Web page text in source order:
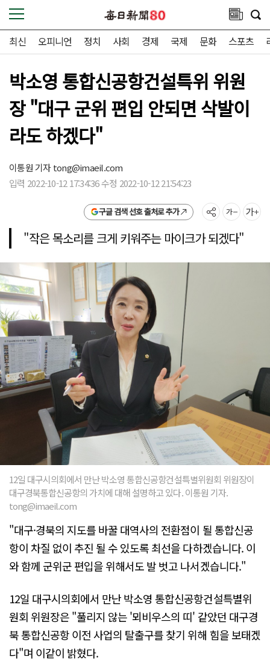
최신 오피니언 정치 사회 경제 국제 문화 스포츠
박소영 통합신공항건설특위 위원
장 "대구 군위 편입 안되면 삭발이
라도 하겠다"
이통원 기자tong@imaeil.com
입력 2022-10-12 17:34:36 수정 2022-10-12 21:54:23
구글 검색 선호 출처로 추가
"작은 목소리를 크게 키워주는 마이크가 되겠다"
12일 대구시의회에서 만난 박소영 통합신공항건설특별위원회 위원장이
대구경북통합신공항의 가치에 대해 설명하고 있다. 이통원 기자.
tong@imaeil.com
"대구·경북의 지도를 바꿀 대역사의 전환점이 될 통합신공
항이 차질 없이 추진 될 수 있도록 최선을 다하겠습니다. 이
와 함께 군위군 편입을 위해서도 발 벗고 나서겠습니다."
12일 대구시의회에서 만난 박소영 통합신공항건설특별위
원회 위원장은 "풀리지 않는 '뫼비우스의 띠' 같았던 대구경
북 통합신공항 이전 사업의 탈출구를 찾기 위해 힘을 보태겠
다"며 이같이 밝혔다.